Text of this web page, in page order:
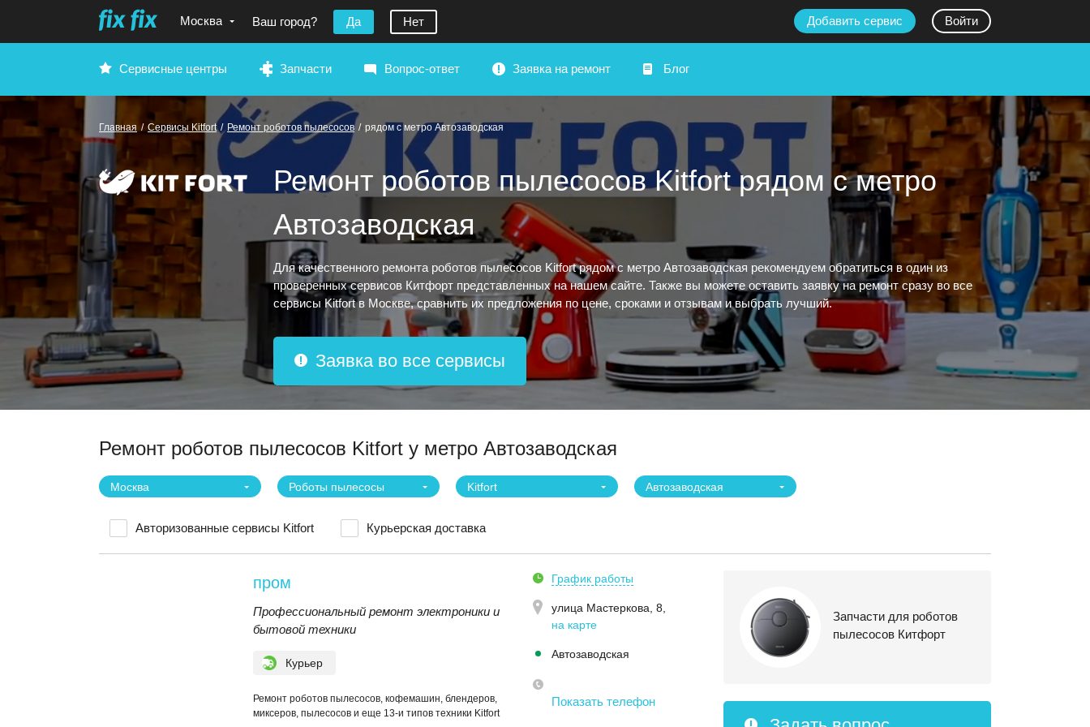
Москва Ваш город? Да Нет Добавить сервис Войти
Сервисные центры Запчасти Вопрос-ответ Заявка на ремонт Блог
Главная / Сервисы Kitfort / Ремонт роботов пылесосов / рядом с метро Автозаводская
Ремонт роботов пылесосов Kitfort рядом с метро
Автозаводская
Для качественного ремонта роботов пылесосов Kitfort рядом с метро Автозаводская рекомендуем обратиться в один из
проверенных сервисов Китфорт представленных на нашем сайте. Также вы можете оставить заявку на ремонт сразу во все
сервисы Kitfort в Москве, сравнить их предложения по цене, сроками и отзывам и выбрать лучший.
Заявка во все сервисы
Ремонт роботов пылесосов Kitfort у метро Автозаводская
Москва Роботы пылесосы Kitfort Автозаводская
Авторизованные сервисы Kitfort Курьерская доставка
пром
Профессиональный ремонт электроники и
бытовой техники
Курьер
Ремонт роботов пылесосов, кофемашин, блендеров,
миксеров, пылесосов и еще 13-и типов техники Kitfort
График работы
улица Мастеркова, 8
на карте
Автозаводская
Показать телефон
Запчасти для роботов
пылесосов Китфорт